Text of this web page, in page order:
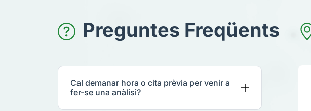
Preguntes Freqüents
Cal demanar hora o cita prèvia per venir a
fer-se una anàlisi?